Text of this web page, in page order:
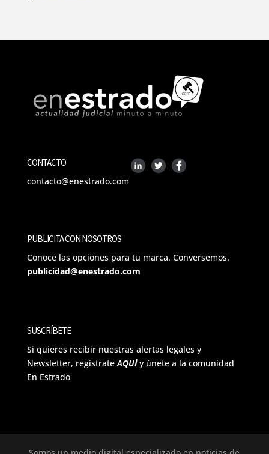
CONTACTO
contacto@enestrado.com
PUBLICITA CON NOSOTROS
Conoce las opciones para tu marca. Conversemos.
publicidad@enestrado.com
SUSCRÍBETE
Si quieres recibir nuestras alertas legales y
Newsletter, regístrateAQUÍ y únete a la comunidad
En Estrado